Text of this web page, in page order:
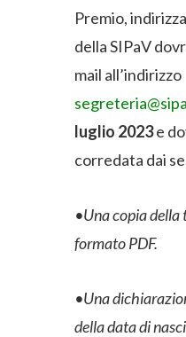
Premio,
della SIPaV
mail all’indirizzo
luglio 2023e
corredata dai
•Una copia
formato PDF.
•Una
della data di